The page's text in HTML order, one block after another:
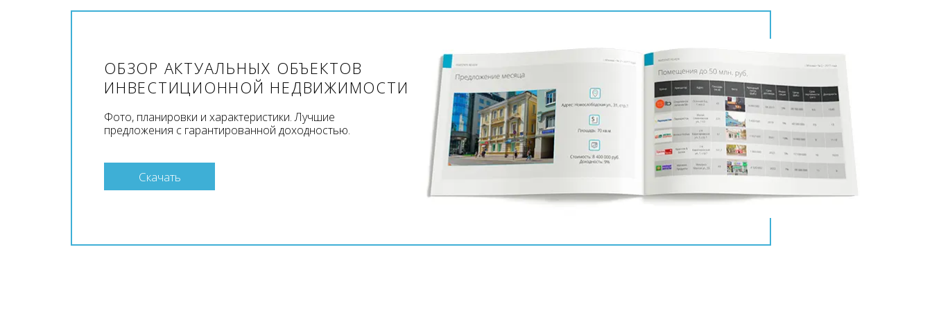
ОБЗОР АКТУАЛЬНЫХ ОБЪЕКТОВ
ИНВЕСТИЦИОННОЙ НЕДВИЖИМОСТИ
Фото, планировки и характеристики. Лучшие
предложения с гарантированной доходностью.
Скачать